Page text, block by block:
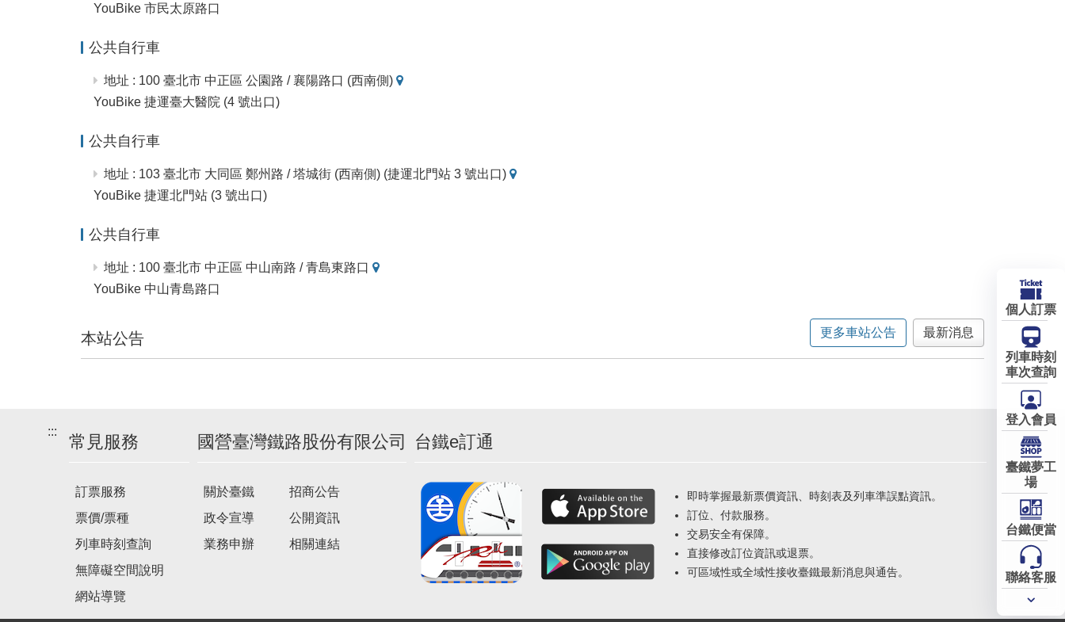
YouBike 市民太原路口
公共自行車
地址 : 100 臺北市 中正區 公園路 / 襄陽路口 (西南側)
YouBike 捷運臺大醫院 (4 號出口)
公共自行車
地址 : 103 臺北市 大同區 鄭州路 / 塔城街 (西南側) (捷運北門站 3 號出口)
YouBike 捷運北門站 (3 號出口)
公共自行車
地址 : 100 臺北市 中正區 中山南路 / 青島東路口
YouBike 中山青島路口
本站公告 更多車站公告 最新消息
乘
:::
常見服務
訂票服務
票價/票種
列車時刻查詢
無障礙空間說明
網站導覽
國營臺灣鐵路股份有限公司
關於臺鐵
政令宣導
業務申辦
招商公告
公開資訊
相關連結
台鐵e訂通
即時掌握最新票價資訊、時刻表及列車準誤點資訊。
訂位、付款服務。
交易安全有保障。
直接修改訂位資訊或退票。
可區域性或全域性接收臺鐵最新消息與通告。
個人訂票
列車時刻
車次查詢
登入會員
臺鐵夢工
場
台鐵便當
聯絡客服
常用